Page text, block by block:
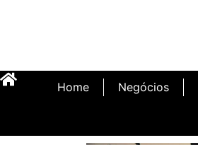
Home Negócios